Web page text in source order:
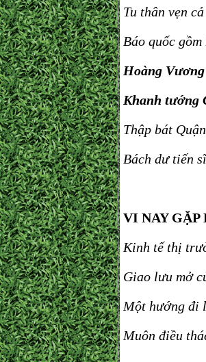
Tu thân vẹn
Báo quốc
Hoàng
Khanh tướng
Thập bát
Bách dư tiến
VI NAY GẶP
Kinh tế thị
Giao lưu mở
Một hướng đi
Muôn điều